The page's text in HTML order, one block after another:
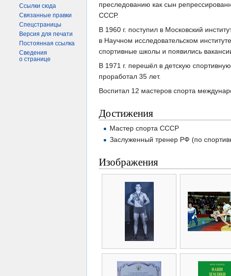
преследованию как сын
СССР.
В 1960 г. поступил в Московский
в Научном исследовательском
спортивные школы и появились
В 1971 г. перешёл в детскую
проработал 35 лет.
Воспитал 12 мастеров спорта
Достижения
Мастер спорта СССР
Заслуженный тренер РФ (по
Изображения
Ссылки сюда
Связанные правки
Спецстраницы
Версия для печати
Постоянная ссылка
Сведения
о странице